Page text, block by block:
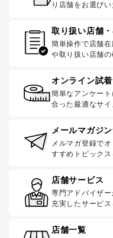
り店舗をお選びい
取り扱い店舗
簡単操作で店舗
や取り扱い店舗の
オンライン試
簡単なアンケー
合った最適なサイ
メールマガジ
メルマガ登録で
すすめトピックス
店舗サービス
専門アドバイザー
充実したサービス
店舗一覧